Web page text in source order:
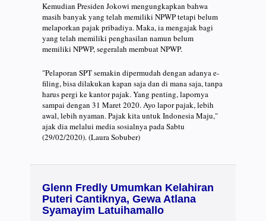
Kemudian Presiden Jokowi mengungkapkan bahwa
masih banyak yang telah memiliki NPWP tetapi belum
melaporkan pajak pribadiya. Maka, ia mengajak bagi
yang telah memiliki penghasilan namun belum
memiliki NPWP, segeralah membuat NPWP.
"Pelaporan SPT semakin dipermudah dengan adanya e-
filing, bisa dilakukan kapan saja dan di mana saja, tanpa
harus pergi ke kantor pajak. Yang penting, lapornya
sampai dengan 31 Maret 2020. Ayo lapor pajak, lebih
awal, lebih nyaman. Pajak kita untuk Indonesia Maju,"
ajak dia melalui media sosialnya pada Sabtu
(29/02/2020). (Laura Sobuber)
Glenn Fredly Umumkan Kelahiran
Puteri Cantiknya, Gewa Atlana
Syamayim Latuihamallo